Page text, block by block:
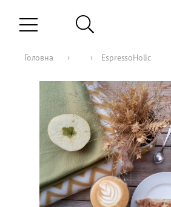
Головна › › EspressoHolic